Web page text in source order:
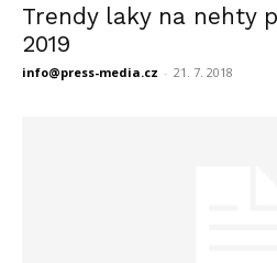
Trendy laky na nehty
2019
info@press-media.cz - 21. 7. 2018